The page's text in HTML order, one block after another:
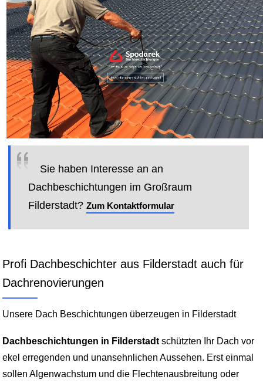
Sie haben Interesse an an
Dachbeschichtungen im Großraum
Filderstadt? Zum Kontaktformular
Profi Dachbeschichter aus Filderstadt auch für
Dachrenovierungen
Unsere Dach Beschichtungen überzeugen in Filderstadt
Dachbeschichtungen in Filderstadt schützten Ihr Dach vor
ekel erregenden und unansehnlichen Aussehen. Erst einmal
sollen Algenwachstum und die Flechtenausbreitung oder